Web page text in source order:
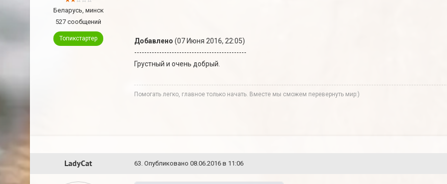
Беларусь, минск
527 сообщений
Топикстартер Добавлено (07 Июня 2016, 22:05)
---------------------------------------------
Грустный и очень добрый.
Помогать легко, главное только начать. Вместе мы сможем перевернуть мир:)
LadyCat 63. Опубликовано 08.06.2016 в 11:06